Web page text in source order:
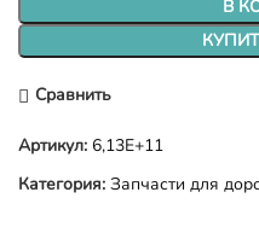
В
Сравнить
Артикул: 6,13E+11
Категория: Запчасти для